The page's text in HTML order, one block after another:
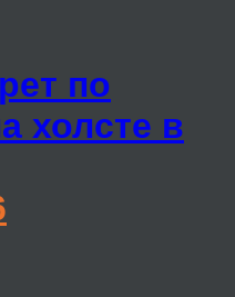
по
холсте в